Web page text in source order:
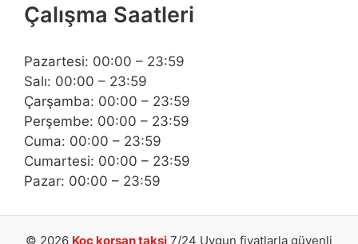
Çalışma Saatleri
Pazartesi: 00:00 – 23:59
Salı: 00:00 – 23:59
Çarşamba: 00:00 – 23:59
Perşembe: 00:00 – 23:59
Cuma: 00:00 – 23:59
Cumartesi: 00:00 – 23:59
Pazar: 00:00 – 23:59
© 2026 Koç korsan taksi 7/24 Uygun fiyatlarla güvenli